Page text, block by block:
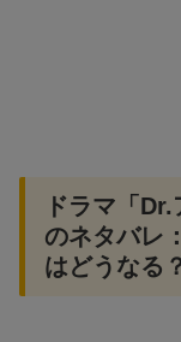
ドラマ「
のネタバレ
はどうなる